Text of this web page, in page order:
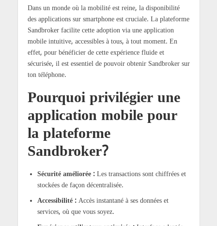
Dans un monde où la mobilité est reine, la disponibilité
des applications sur smartphone est cruciale. La plateforme
Sandbroker facilite cette adoption via une application
mobile intuitive, accessibles à tous, à tout moment. En
effet, pour bénéficier de cette expérience fluide et
sécurisée, il est essentiel de pouvoir obtenir Sandbroker sur
ton téléphone.
Pourquoi privilégier une
application mobile pour
la plateforme
Sandbroker?
Sécurité améliorée :Les transactions sont chiffrées et
stockées de façon décentralisée.
Accessibilité :Accès instantané à ses données et
services, où que vous soyez.